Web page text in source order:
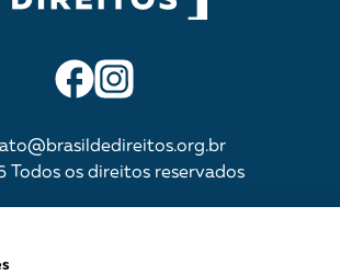
Todos os direitos reservados